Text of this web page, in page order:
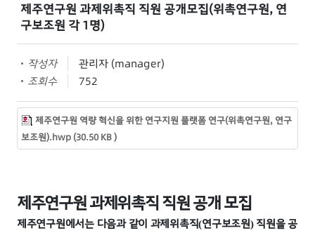
제주연구원 과제위촉직 직원 공개모집(위촉연구원, 연
구보조원 각 1명)
작성자
관리자 (manager)
조회수
752
제주연구원 역량 혁신을 위한 연구지원 플랫폼 연구(위촉연구원, 연구
보조원).hwp (30.50 KB )
제주연구원 과제위촉직 직원 공개 모집
제주연구원에서는 다음과 같이 과제위촉직(연구보조원) 직원을 공